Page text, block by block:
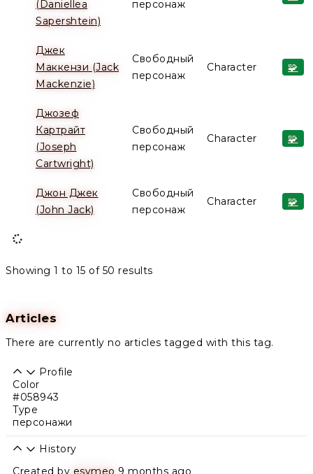
(Daniellea
Sapershtein)
персонаж
Джек
Маккензи (Jack
Mackenzie)
Свободный
персонаж
Character 🧩
Джозеф
Картрайт
(Joseph
Cartwright)
Свободный
персонаж
Character 🧩
Джон Джек
(John Jack)
Свободный
персонаж
Character 🧩
Showing 1 to 15 of 50 results
Articles
There are currently no articles tagged with this tag.
Profile
Color
#058943
Type
персонажи
History
Created by esymeo 9 months ago